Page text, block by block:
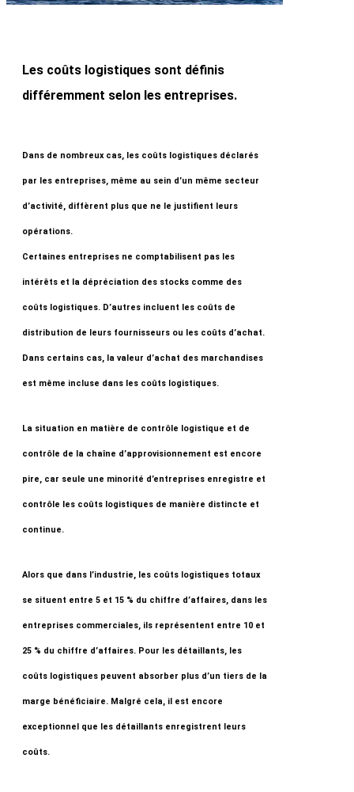
Les coûts logistiques sont définis
différemment selon les entreprises.
Dans de nombreux cas, les coûts logistiques déclarés
par les entreprises, même au sein d’un même secteur
d’activité, diffèrent plus que ne le justifient leurs
opérations.
Certaines entreprises ne comptabilisent pas les
intérêts et la dépréciation des stocks comme des
coûts logistiques. D’autres incluent les coûts de
distribution de leurs fournisseurs ou les coûts d’achat.
Dans certains cas, la valeur d’achat des marchandises
est même incluse dans les coûts logistiques.
La situation en matière de contrôle logistique et de
contrôle de la chaîne d’approvisionnement est encore
pire, car seule une minorité d’entreprises enregistre et
contrôle les coûts logistiques de manière distincte et
continue.
Alors que dans l’industrie, les coûts logistiques totaux
se situent entre 5 et 15 % du chiffre d’affaires, dans les
entreprises commerciales, ils représentent entre 10 et
25 % du chiffre d’affaires. Pour les détaillants, les
coûts logistiques peuvent absorber plus d’un tiers de la
marge bénéficiaire. Malgré cela, il est encore
exceptionnel que les détaillants enregistrent leurs
coûts.